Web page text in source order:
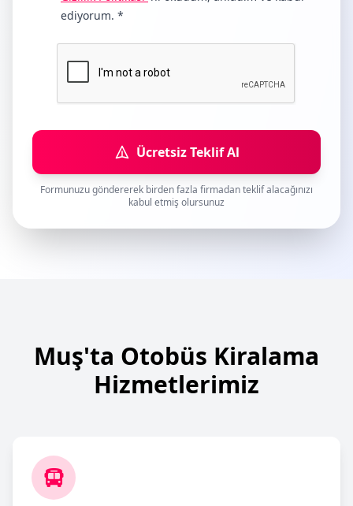
ediyorum. *
Ücretsiz Teklif Al
Formunuzu göndererek birden fazla firmadan teklif alacağınızı
kabul etmiş olursunuz
Muş'ta Otobüs Kiralama
Hizmetlerimiz